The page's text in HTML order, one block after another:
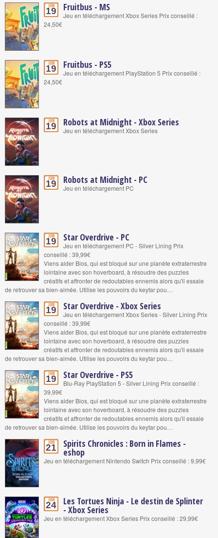
Juin
19 Fruitbus - MS
Jeu en téléchargement Xbox Series Prix conseillé :
24,50€
Juin
19 Fruitbus - PS5
Jeu en téléchargement PlayStation 5 Prix conseillé :
24,50€
Juin
19 Robots at Midnight - Xbox Series
Jeu en téléchargement Xbox Series
Juin
19 Robots at Midnight - PC
Jeu en téléchargement PC
Juin
19 Star Overdrive - PC
Jeu en téléchargement PC - Silver Lining Prix
conseillé : 39,99€
Viens aider Bios, qui est bloqué sur une planète extraterrestre
lointaine avec son hoverboard, à résoudre des puzzles
créatifs et affronter de redoutables ennemis alors qu'il essaie
de retrouver sa bien-aimée. Utilise les pouvoirs du keytar pou…
Juin
19 Star Overdrive - Xbox Series
Jeu en téléchargement Xbox Series - Silver Lining Prix
conseillé : 39,99€
Viens aider Bios, qui est bloqué sur une planète extraterrestre
lointaine avec son hoverboard, à résoudre des puzzles
créatifs et affronter de redoutables ennemis alors qu'il essaie
de retrouver sa bien-aimée. Utilise les pouvoirs du keytar pou…
Juin
19 Star Overdrive - PS5
Blu-Ray PlayStation 5 - Silver Lining Prix conseillé :
39,99€
Viens aider Bios, qui est bloqué sur une planète extraterrestre
lointaine avec son hoverboard, à résoudre des puzzles
créatifs et affronter de redoutables ennemis alors qu'il essaie
de retrouver sa bien-aimée. Utilise les pouvoirs du keytar pou…
Juin
21 Spirits Chronicles : Born in Flames -
eshop
Jeu en téléchargement Nintendo Switch Prix conseillé : 9,99€
Juin
24 Les Tortues Ninja - Le destin de Splinter
- Xbox Series
Jeu en téléchargement Xbox Series Prix conseillé : 29,99€